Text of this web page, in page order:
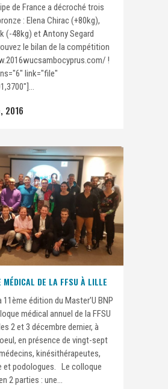
de France a décroché trois
: Elena Chirac (+80kg),
(-48kg) et Antony Segard
le bilan de la compétition
!
link="file"
2016
MÉDICAL DE LA FFSU À LILLE
11ème édition du Master'U BNP
médical annuel de la FFSU
2 et 3 décembre dernier, à
en présence de vingt-sept
kinésithérapeutes,
et podologues. Le colloque
2 parties : une...